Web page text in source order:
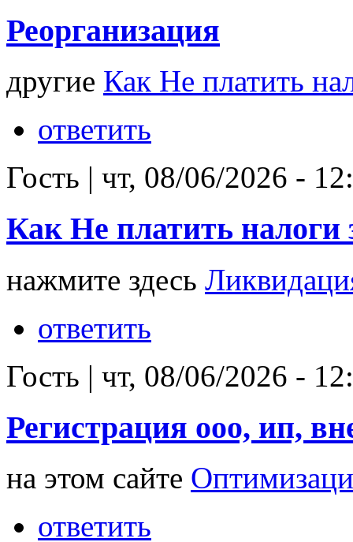
Реорганизация
другие Как Не платить
ответить
Гость | чт, 08/06/2026 -
Как Не платить налоги
нажмите здесь
ответить
Гость | чт, 08/06/2026 -
Регистрация ооо, ип,
на этом сайте
ответить